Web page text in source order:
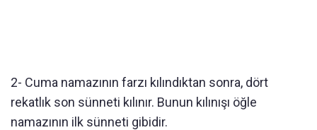
2- Cuma namazının farzı kılındıktan sonra, dört
rekatlık son sünneti kılınır. Bunun kılınışı öğle
namazının ilk sünneti gibidir.